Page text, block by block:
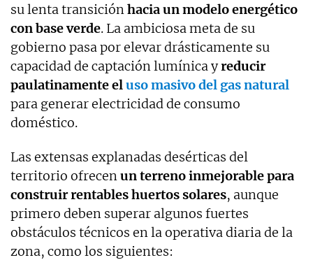
su lenta transiciónhacia un modelo energético
con base verde. La ambiciosa meta de su
gobierno pasa por elevar drásticamente su
capacidad de captación lumínica yreducir
paulatinamente eluso masivo del gas natural
para generar electricidad de consumo
doméstico.
Las extensas explanadas desérticas del
territorio ofrecenun terreno inmejorable para
construir rentables huertos solares, aunque
primero deben superar algunos fuertes
obstáculos técnicos en la operativa diaria de la
zona, como los siguientes: